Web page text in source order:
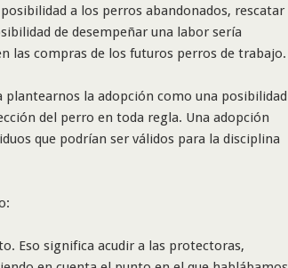
a los perros abandonados, rescatar
de desempeñar una labor sería
las compras de los futuros perros de trabajo.
la adopción como una posibilidad
del perro en toda regla. Una adopción
que podrían ser válidos para la disciplina
Eso significa acudir a las protectoras,